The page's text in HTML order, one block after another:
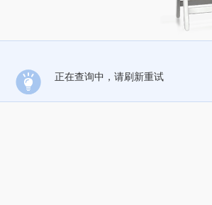
正在查询中，请刷新重试